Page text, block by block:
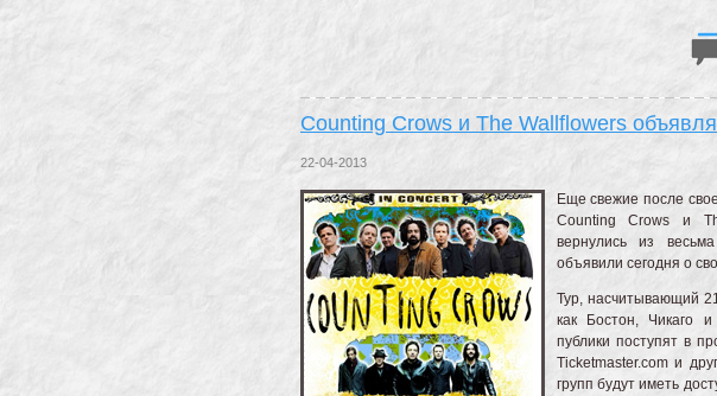
Counting Crows и The Wallflowers
22-04-2013
Еще свежие после
Counting Crows и
вернулись из
объявили сегодня о
Тур, насчитывающий
как Бостон, Чикаго
публики поступят в
Ticketmaster.com и
групп будут иметь